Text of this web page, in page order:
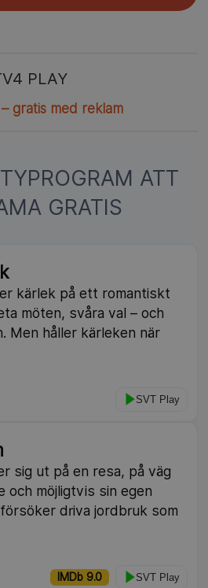
PLAY
gratis med reklam
ATT
GRATIS
kärlek på ett romantiskt
möten, svåra val – och
Men håller kärleken när
SVT Play
sig ut på en resa, på väg
och möjligtvis sin egen
driva jordbruk som
IMDb 9.0 SVT Play